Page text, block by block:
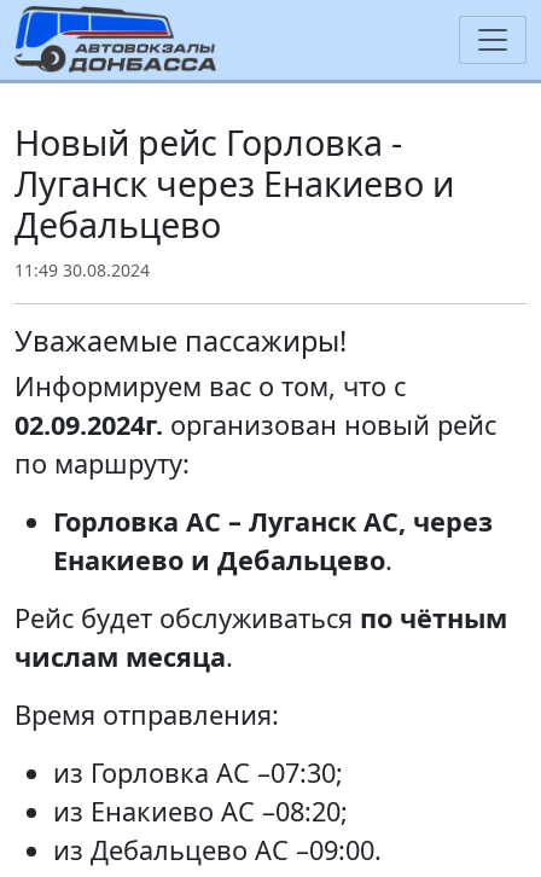
Новый рейс Горловка -
Луганск через Енакиево и
Дебальцево
11:49 30.08.2024
Уважаемые пассажиры!
Информируем вас о том, что с
02.09.2024г. организован новый рейс
по маршруту:
Горловка АС – Луганск АС, через
Енакиево и Дебальцево.
Рейс будет обслуживаться по чётным
числам месяца.
Время отправления:
из Горловка АС –07:30;
из Енакиево АС –08:20;
из Дебальцево АС –09:00.